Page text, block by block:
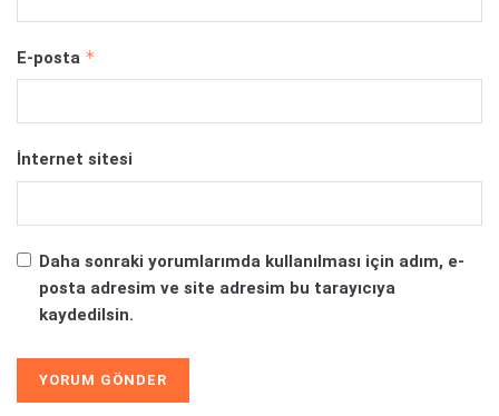
E-posta *
İnternet sitesi
Daha sonraki yorumlarımda kullanılması için adım, e-
posta adresim ve site adresim bu tarayıcıya
kaydedilsin.